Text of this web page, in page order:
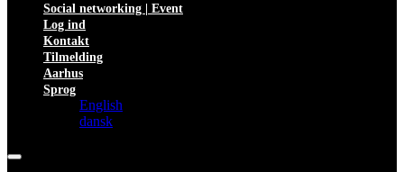
Social networking | Event
Log ind
Kontakt
Tilmelding
Aarhus
Sprog
English
dansk